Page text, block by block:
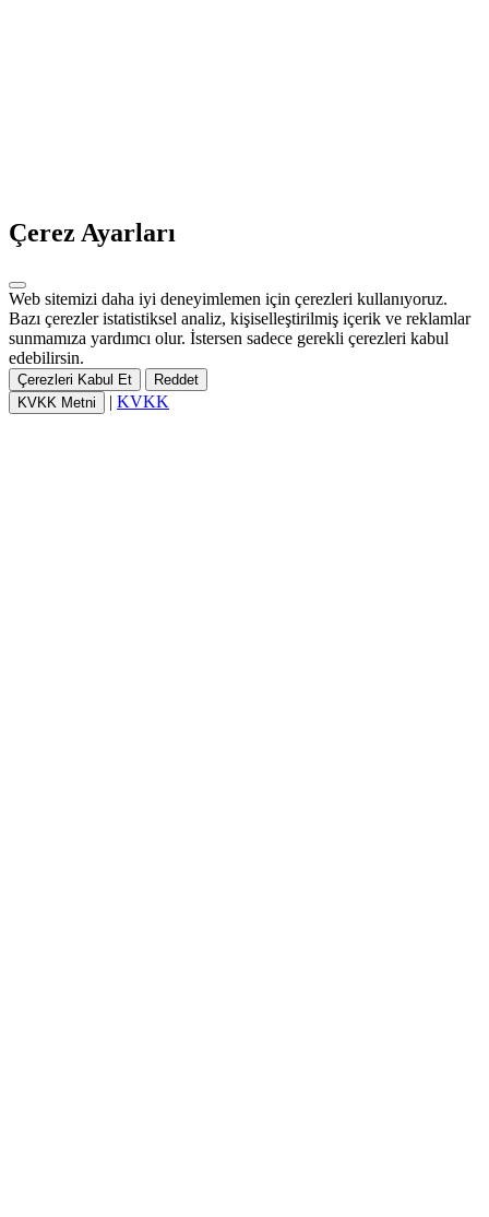
Çerez Ayarları
Web sitemizi daha iyi deneyimlemen için çerezleri kullanıyoruz.
Bazı çerezler istatistiksel analiz, kişiselleştirilmiş içerik ve reklamlar
sunmamıza yardımcı olur. İstersen sadece gerekli çerezleri kabul
edebilirsin.
Çerezleri Kabul Et
Reddet
KVKK Metni
| KVKK